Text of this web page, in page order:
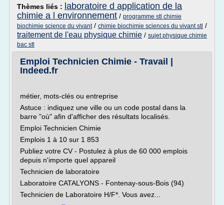
Thèmes liés : laboratoire d application de la
chimie a l environnement / programme stl chimie
biochimie science du vivant/ chimie biochimie sciences du vivant stl /
traitement de l'eau physique chimie / sujet physique chimie
bac stl
Emploi Technicien Chimie - Travail |
Indeed.fr
métier, mots-clés ou entreprise
Astuce : indiquez une ville ou un code postal dans la
barre "où" afin d'afficher des résultats localisés.
Emploi Technicien Chimie
Emplois 1 à 10 sur 1 853
Publiez votre CV - Postulez à plus de 60 000 emplois
depuis n'importe quel appareil
Technicien de laboratoire
Laboratoire CATALYONS - Fontenay-sous-Bois (94)
Technicien de Laboratoire H/F*. Vous avez...